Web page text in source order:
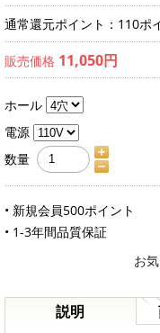
通常還元ポイント：110ポ
販売価格 11,050円
ホール
電源
数量
• 新規会員500ポイント
• 1-3年間品質保証
お
説明